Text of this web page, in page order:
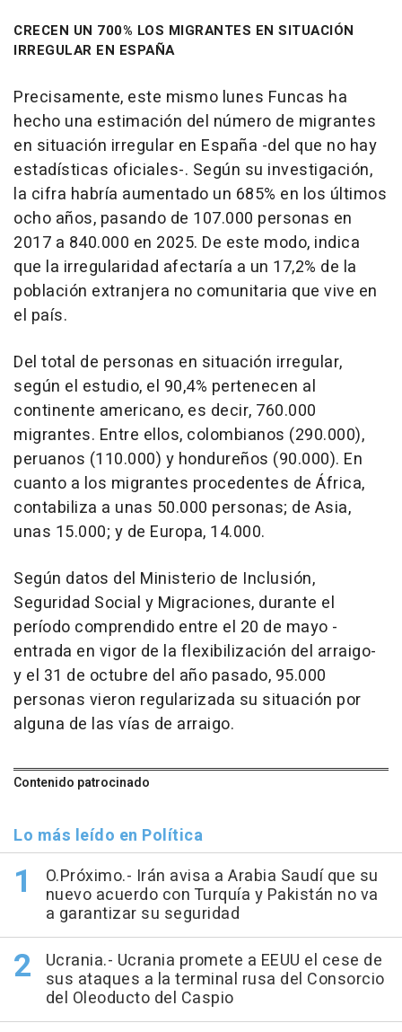
CRECEN UN 700% LOS MIGRANTES EN SITUACIÓN
IRREGULAR EN ESPAÑA
Precisamente, este mismo lunes Funcas ha
hecho una estimación del número de migrantes
en situación irregular en España -del que no hay
estadísticas oficiales-. Según su investigación,
la cifra habría aumentado un 685% en los últimos
ocho años, pasando de 107.000 personas en
2017 a 840.000 en 2025. De este modo, indica
que la irregularidad afectaría a un 17,2% de la
población extranjera no comunitaria que vive en
el país.
Del total de personas en situación irregular,
según el estudio, el 90,4% pertenecen al
continente americano, es decir, 760.000
migrantes. Entre ellos, colombianos (290.000),
peruanos (110.000) y hondureños (90.000). En
cuanto a los migrantes procedentes de África,
contabiliza a unas 50.000 personas; de Asia,
unas 15.000; y de Europa, 14.000.
Según datos del Ministerio de Inclusión,
Seguridad Social y Migraciones, durante el
período comprendido entre el 20 de mayo -
entrada en vigor de la flexibilización del arraigo-
y el 31 de octubre del año pasado, 95.000
personas vieron regularizada su situación por
alguna de las vías de arraigo.
Contenido patrocinado
Lo más leído en Política
O.Próximo.- Irán avisa a Arabia Saudí que su
nuevo acuerdo con Turquía y Pakistán no va
a garantizar su seguridad
Ucrania.- Ucrania promete a EEUU el cese de
sus ataques a la terminal rusa del Consorcio
del Oleoducto del Caspio